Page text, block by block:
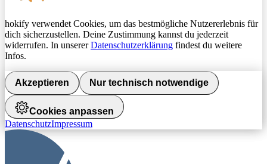
hokify verwendet Cookies, um das bestmögliche Nutzererlebnis für
dich sicherzustellen. Deine Zustimmung kannst du jederzeit
widerrufen. In unsererDatenschutzerklärung findest du weitere
Infos.
Akzeptieren Nur technisch notwendige
Cookies anpassen
DatenschutzImpressum